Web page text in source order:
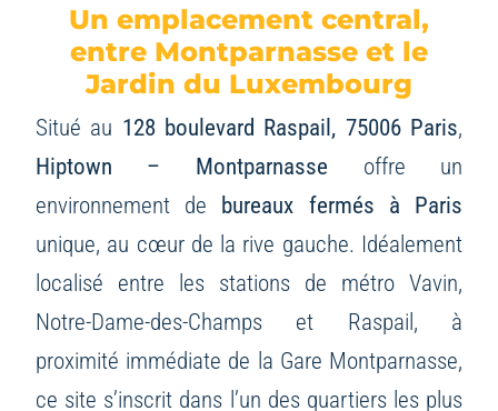
Un emplacement central,
entre Montparnasse et le
Jardin du Luxembourg
Situé au 128 boulevard Raspail, 75006 Paris,
Hiptown – Montparnasse offre un
environnement de bureaux fermés à Paris
unique, au cœur de la rive gauche. Idéalement
localisé entre les stations de métro Vavin,
Notre-Dame-des-Champs et Raspail, à
proximité immédiate de la Gare Montparnasse,
ce site s’inscrit dans l’un des quartiers les plus